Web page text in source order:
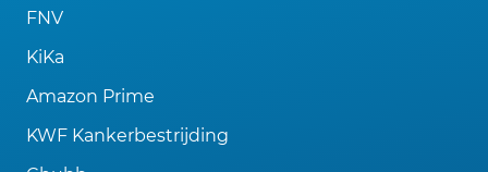
FNV
KiKa
Amazon Prime
KWF Kankerbestrijding